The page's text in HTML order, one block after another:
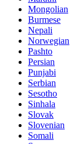
Mongolian
Burmese
Nepali
Norwegian
Pashto
Persian
Punjabi
Serbian
Sesotho
Sinhala
Slovak
Slovenian
Somali